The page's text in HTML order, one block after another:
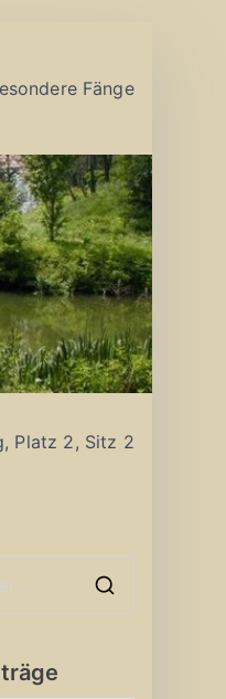
Fänge
Platz 2, Sitz 2